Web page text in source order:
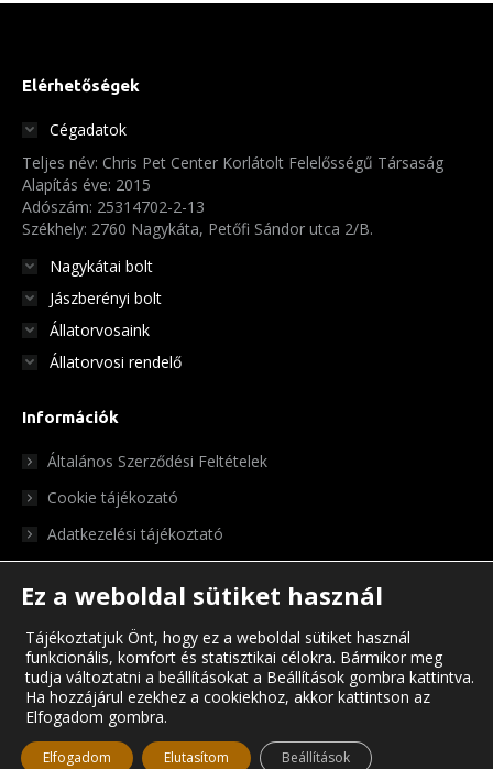
termékoldalon
ki
Elérhetőségek
Cégadatok
Teljes név: Chris Pet Center Korlátolt Felelősségű Társaság
Alapítás éve: 2015
Adószám: 25314702-2-13
Székhely: 2760 Nagykáta, Petőfi Sándor utca 2/B.
Nagykátai bolt
Jászberényi bolt
Állatorvosaink
Állatorvosi rendelő
Információk
Általános Szerződési Feltételek
Cookie tájékozató
Adatkezelési tájékoztató
© Chris Pet Center 2023
Ez a weboldal sütiket használ
Tájékoztatjuk Önt, hogy ez a weboldal sütiket használ
funkcionális, komfort és statisztikai célokra. Bármikor meg
tudja változtatni a beállításokat a Beállítások gombra kattintva.
Ha hozzájárul ezekhez a cookiekhoz, akkor kattintson az
Elfogadom gombra.
Elfogadom Elutasítom Beállítások